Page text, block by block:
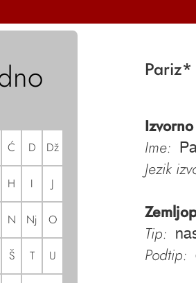
Ć D Dž
H I J
N Nj O
Š T U
Pariz*
Ime:
Jezik
Tip:
Podtip: